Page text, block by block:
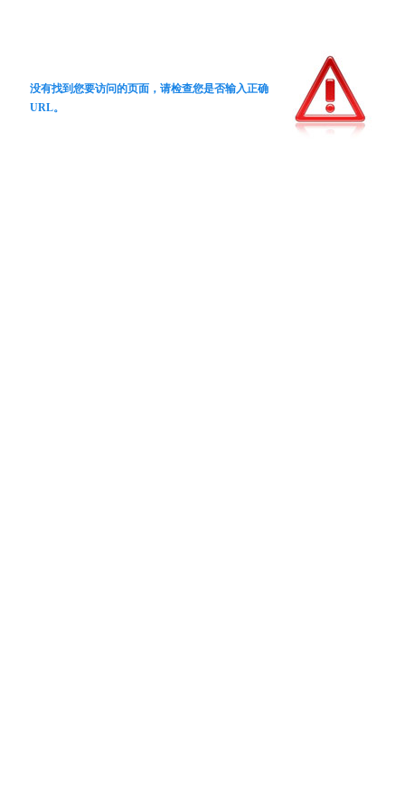
没有找到您要访问的页面，请检查您是否输入正确
URL。